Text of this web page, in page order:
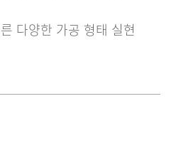
다양한 가공 형태 실현